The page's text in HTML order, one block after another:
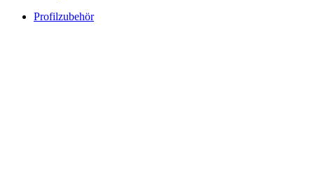
Profilzubehör